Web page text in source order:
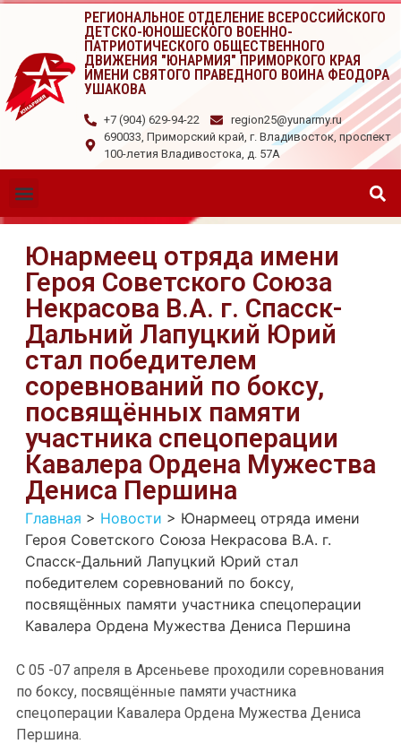
РЕГИОНАЛЬНОЕ ОТДЕЛЕНИЕ ВСЕРОССИЙСКОГО
ДЕТСКО-ЮНОШЕСКОГО ВОЕННО-
ПАТРИОТИЧЕСКОГО ОБЩЕСТВЕННОГО
ДВИЖЕНИЯ "ЮНАРМИЯ" ПРИМОРКОГО КРАЯ
ИМЕНИ СВЯТОГО ПРАВЕДНОГО ВОИНА ФЕОДОРА
УШАКОВА
+7 (904) 629-94-22
region25@yunarmy.ru
690033, Приморский край, г. Владивосток, проспект
100-летия Владивостока, д. 57А
Юнармеец отряда имени
Героя Советского Союза
Некрасова В.А. г. Спасск-
Дальний Лапуцкий Юрий
стал победителем
соревнований по боксу,
посвящённых памяти
участника спецоперации
Кавалера Ордена Мужества
Дениса Першина
Главная > Новости > Юнармеец отряда имени
Героя Советского Союза Некрасова В.А. г.
Спасск-Дальний Лапуцкий Юрий стал
победителем соревнований по боксу,
посвящённых памяти участника спецоперации
Кавалера Ордена Мужества Дениса Першина
С 05 -07 апреля в Арсеньеве проходили соревнования
по боксу, посвящённые памяти участника
спецоперации Кавалера Ордена Мужества Дениса
Першина.